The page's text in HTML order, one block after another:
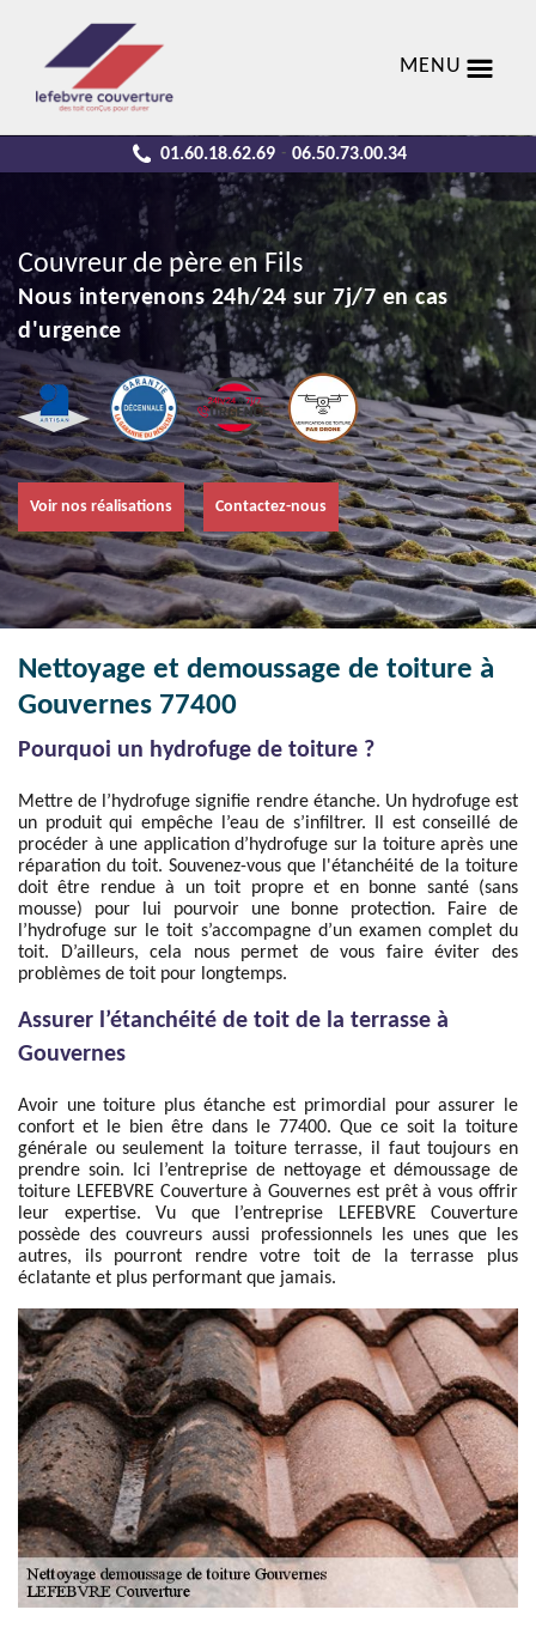
MENU
01.60.18.62.69 - 06.50.73.00.34
Couvreur de père en Fils
Nous intervenons 24h/24 sur 7j/7 en cas
d'urgence
Voir nos réalisations Contactez-nous
Nettoyage et demoussage de toiture à
Gouvernes 77400
Pourquoi un hydrofuge de toiture ?
Mettre de l’hydrofuge signifie rendre étanche. Un hydrofuge est
un produit qui empêche l’eau de s’infiltrer. Il est conseillé de
procéder à une application d’hydrofuge sur la toiture après une
réparation du toit. Souvenez-vous que l'étanchéité de la toiture
doit être rendue à un toit propre et en bonne santé (sans
mousse) pour lui pourvoir une bonne protection. Faire de
l’hydrofuge sur le toit s’accompagne d’un examen complet du
toit. D’ailleurs, cela nous permet de vous faire éviter des
problèmes de toit pour longtemps.
Assurer l’étanchéité de toit de la terrasse à
Gouvernes
Avoir une toiture plus étanche est primordial pour assurer le
confort et le bien être dans le 77400. Que ce soit la toiture
générale ou seulement la toiture terrasse, il faut toujours en
prendre soin. Ici l’entreprise de nettoyage et démoussage de
toiture LEFEBVRE Couverture à Gouvernes est prêt à vous offrir
leur expertise. Vu que l’entreprise LEFEBVRE Couverture
possède des couvreurs aussi professionnels les unes que les
autres, ils pourront rendre votre toit de la terrasse plus
éclatante et plus performant que jamais.